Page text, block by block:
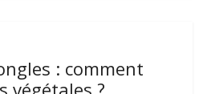
: comment
végétales ?